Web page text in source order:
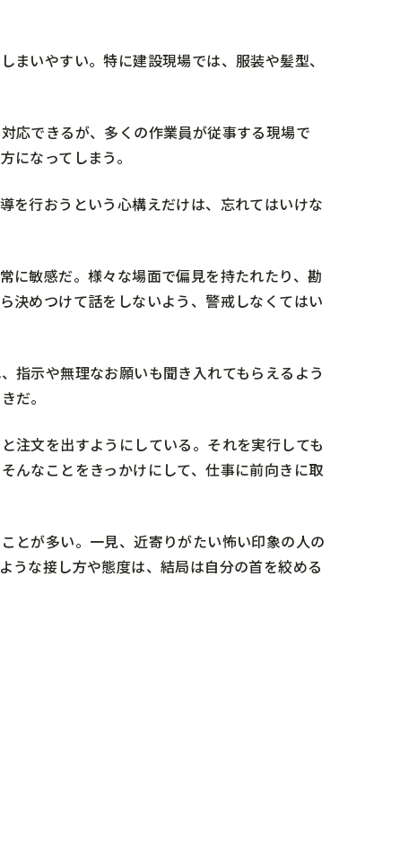
いやすい。特に建設現場では、服装や髪型、
応できるが、多くの作業員が従事する現場で
になってしまう。
を行おうという心構えだけは、忘れてはいけな
に敏感だ。様々な場面で偏見を持たれたり、勘
決めつけて話をしないよう、警戒しなくてはい
指示や無理なお願いも聞き入れてもらえるよう
だ。
注文を出すようにしている。それを実行しても
んなことをきっかけにして、仕事に前向きに取
とが多い。一見、近寄りがたい怖い印象の人の
うな接し方や態度は、結局は自分の首を絞める